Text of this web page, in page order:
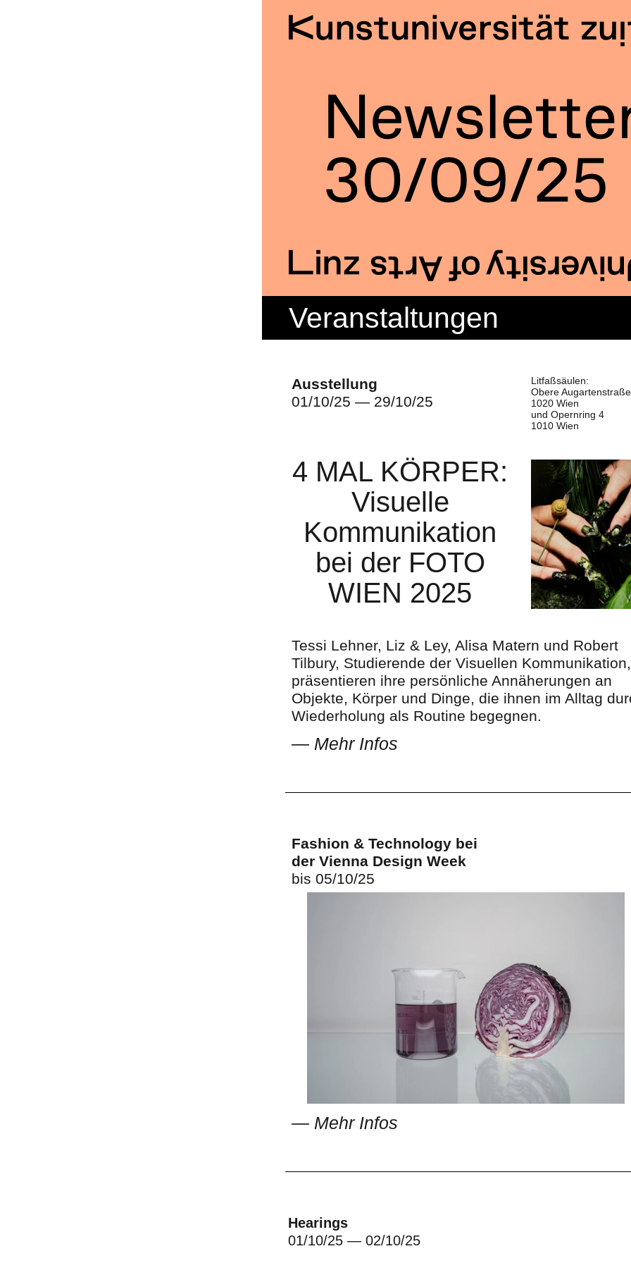
Veranstaltungen
Ausstellung
01/10/25 — 29/10/25
Litfaßsäulen:
Obere
1020 Wien
und Opernring 4
1010 Wien
4 MAL KÖRPER:
Visuelle
Kommunikation
bei der FOTO
WIEN 2025
Tessi Lehner, Liz & Ley, Alisa Matern und Robert
Tilbury, Studierende der Visuellen Kommunikation,
präsentieren ihre persönliche Annäherungen an
Objekte, Körper und Dinge, die ihnen im Alltag
Wiederholung als Routine begegnen.
— Mehr Infos
Fashion & Technology bei
der Vienna Design Week
bis 05/10/25
— Mehr Infos
Hearings
01/10/25 — 02/10/25